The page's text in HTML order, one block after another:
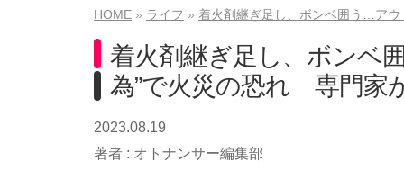
HOME ライフ 着火剤継ぎ足し、ボンベ囲う…ア
着火剤継ぎ足し、ボンベ
為”で火災の恐れ 専門家
2023.08.19
著者 : オトナンサー編集部